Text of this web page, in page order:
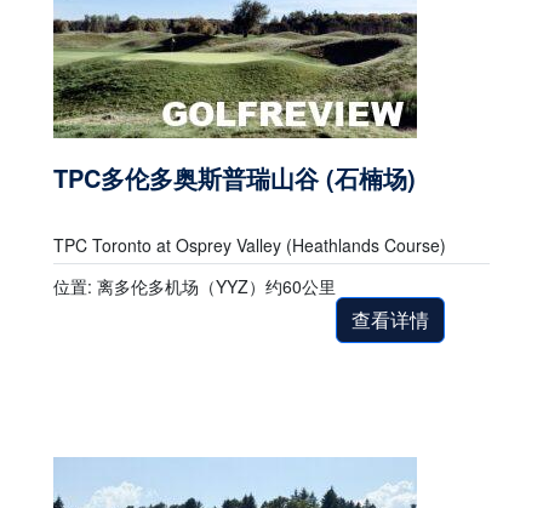
TPC多伦多奥斯普瑞山谷 (石楠场)
TPC Toronto at Osprey Valley (Heathlands Course)
位置: 离多伦多机场（YYZ）约60公里
查看详情